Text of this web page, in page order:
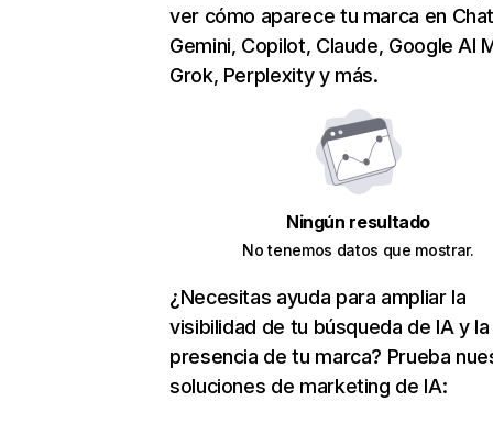
ver cómo aparece tu marca en
Gemini, Copilot, Claude, Google AI
Grok, Perplexity y más.
Ningún resultado
No tenemos datos que mostrar.
¿Necesitas ayuda para ampliar la
visibilidad de tu búsqueda de IA y la
presencia de tu marca? Prueba
soluciones de marketing de IA: